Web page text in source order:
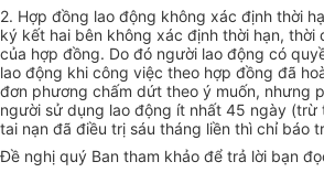
2. Hợp đồng lao động không xác định thời
ký kết hai bên không xác định thời hạn, thời
của hợp đồng. Do đó người lao động có
lao động khi công việc theo hợp đồng đã
đơn phương chấm dứt theo ý muốn, nhưng
người sử dụng lao động ít nhất 45 ngày (trừ
tai nạn đã điều trị sáu tháng liền thì chỉ báo
Đề nghị quý Ban tham khảo để trả lời bạn